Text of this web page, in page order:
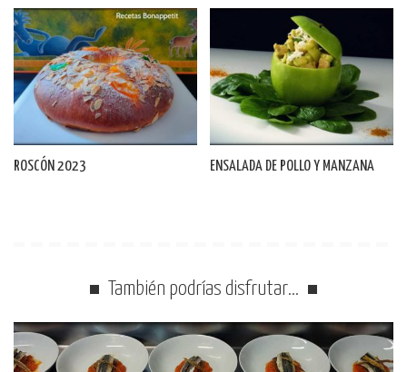
ROSCÓN 2023 ENSALADA DE POLLO Y MANZANA
También podrías disfrutar…